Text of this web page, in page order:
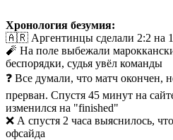
Хронология безумия:
🇦🇷 Аргентинцы сделали 2:2 на
🧨 На поле выбежали
беспорядки, судья увёл команды
❓ Все думали, что матч
прерван. Спустя 45 минут на
изменился на "finished"
❌ А спустя 2 часа выяснилось,
офсайда